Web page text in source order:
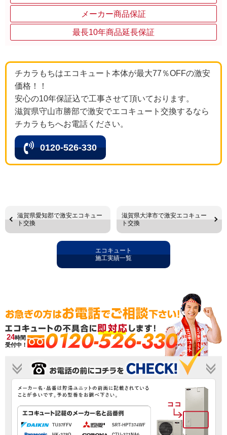
メーカー商品保証
最長10年商品延長保証
チカラもちはエコキュート本体が最大77％OFFの激安
価格！！
安心の10年保証込で工事させて頂いております。
滋賀県守山市勝部で激安でエコキュート交換するなら
チカラもちへお電話ください。
0120-526-330
滋賀県愛知郡で激安エコキュー
ト交換
滋賀県大津市で激安エコキュー
ト交換
エコキュート
施工実績一覧
24時間
受付中！
0120-526-330